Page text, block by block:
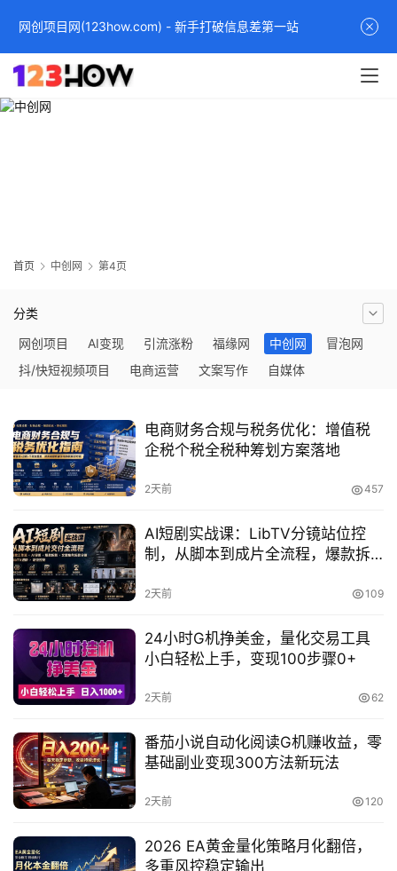
首
页
网
创
首页 中创网 第4页
分类
网创项目
AI变现 引流涨粉 福缘网 中创网
冒泡网
抖/快短视频项目
电商运营 文案写作
自媒体
电商财务合规与税务优化：增值税
企税个税全税种筹划方案落地
2天前 457
AI短剧实战课：LibTV分镜站位控
制，从脚本到成片全流程，爆款拆
2天前 109
24小时G机挣美金，量化交易工具
小白轻松上手，变现100步骤0+
2天前 62
番茄小说自动化阅读G机赚收益，零
基础副业变现300方法新玩法
2天前 120
2026 EA黄金量化策略月化翻倍，
多重风控稳定输出
网创项目网(123how.com) - 新手打破信息差第一站